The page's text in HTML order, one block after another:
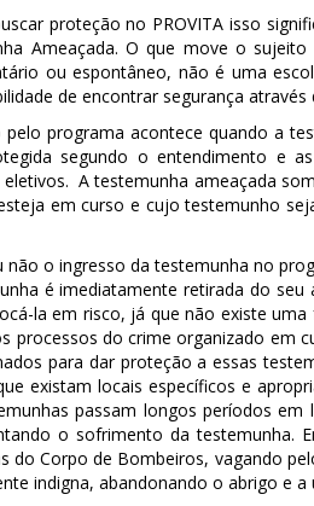
proteção no PROVITA isso
Ameaçada. O que move o
ou espontâneo, não é uma
de encontrar segurança
programa acontece quando a
segundo o entendimento e
A testemunha ameaçada
em curso e cujo testemunho
o ingresso da testemunha no
é imediatamente retirada do
la em risco, já que não existe
processos do crime organizado
para dar proteção a essas
existam locais específicos e
passam longos períodos
o sofrimento da testemunha.
do Corpo de Bombeiros, vagando
indigna, abandonando o abrigo e a